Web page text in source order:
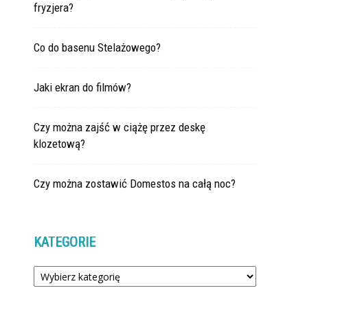
fryzjera?
Co do basenu Stelażowego?
Jaki ekran do filmów?
Czy można zajść w ciążę przez deskę
klozetową?
Czy można zostawić Domestos na całą noc?
KATEGORIE
Kategorie